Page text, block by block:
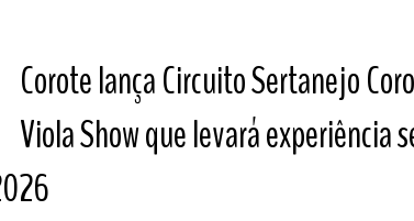
Corote lança Circuito Sertanejo
Viola Show que levará experiência